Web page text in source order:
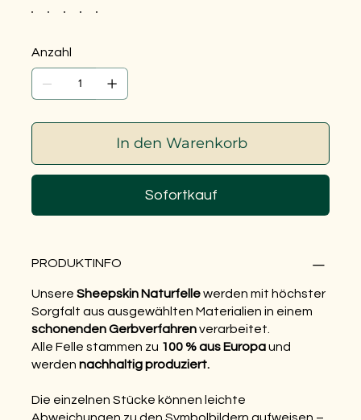
Anzahl
In den Warenkorb
Sofortkauf
PRODUKTINFO
Unsere Sheepskin Naturfellewerden mit höchster
Sorgfalt aus ausgewählten Materialien in einem
schonenden Gerbverfahrenverarbeitet.
Alle Felle stammen zu 100 % aus Europaund
werden nachhaltig produziert.
Die einzelnen Stücke können leichte
Abweichungen zu den Symbolbildern aufweisen –